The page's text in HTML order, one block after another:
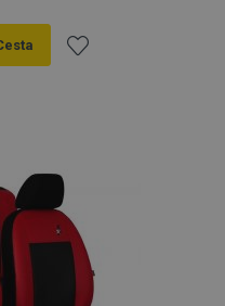
Lista
de
Deseos